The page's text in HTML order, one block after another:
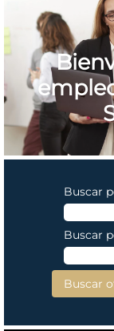
Buscar
Buscar